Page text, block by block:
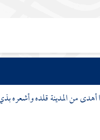
أهدى منالمدينةقلده وأشعره